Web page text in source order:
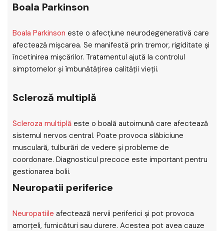
Boala Parkinson
Boala Parkinson este o afecțiune neurodegenerativă care
afectează mișcarea. Se manifestă prin tremor, rigiditate și
încetinirea mișcărilor. Tratamentul ajută la controlul
simptomelor și îmbunătățirea calității vieții.
Scleroză multiplă
Scleroza multiplă este o boală autoimună care afectează
sistemul nervos central. Poate provoca slăbiciune
musculară, tulburări de vedere și probleme de
coordonare. Diagnosticul precoce este important pentru
gestionarea bolii.
Neuropatii periferice
Neuropatiile afectează nervii periferici și pot provoca
amorțeli, furnicături sau durere. Acestea pot avea cauze